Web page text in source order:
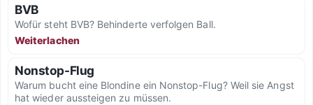
BVB
Wofür steht BVB? Behinderte verfolgen Ball.
Weiterlachen
Nonstop-Flug
Warum bucht eine Blondine ein Nonstop-Flug? Weil sie Angst
hat wieder aussteigen zu müssen.